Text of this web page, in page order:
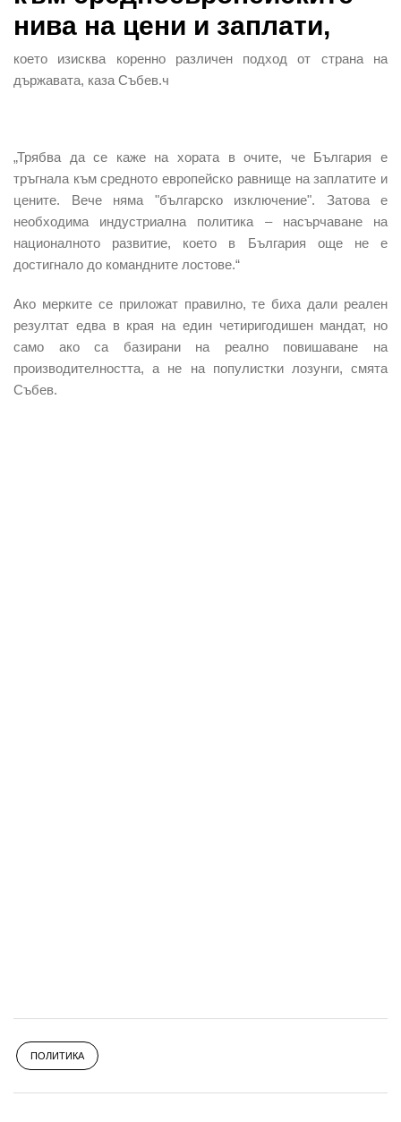
нива на цени и заплати,
което изисква коренно различен подход от страна на
държавата, каза Събев.ч
„Трябва да се каже на хората в очите, че България е
тръгнала към средното европейско равнище на заплатите и
цените. Вече няма "българско изключение". Затова е
необходима индустриална политика – насърчаване на
националното развитие, което в България още не е
достигнало до командните лостове.“
Ако мерките се приложат правилно, те биха дали реален
резултат едва в края на един четиригодишен мандат, но
само ако са базирани на реално повишаване на
производителността, а не на популистки лозунги, смята
Събев.
ПОЛИТИКА